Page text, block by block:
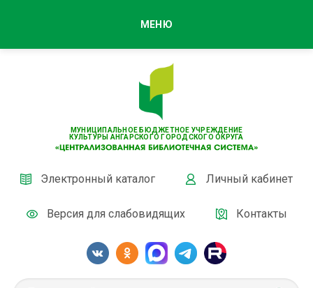
МУНИЦИПАЛЬНОЕ БЮДЖЕТНОЕ УЧРЕЖДЕНИЕ
КУЛЬТУРЫ АНГАРСКОГО ГОРОДСКОГО ОКРУГА
Электронный каталог Личный кабинет
Версия для слабовидящих Контакты
МЕНЮ